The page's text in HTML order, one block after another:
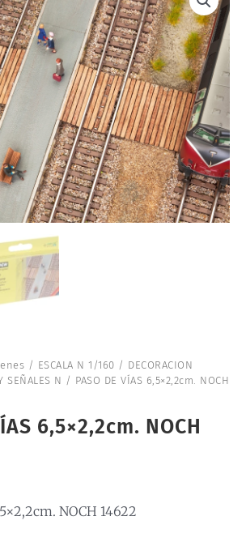
/ ESCALA N 1/160 / DECORACION
SEÑALES N / PASO DE VÍAS 6,5×2,2cm. NOCH
6,5×2,2cm. NOCH
NOCH 14622